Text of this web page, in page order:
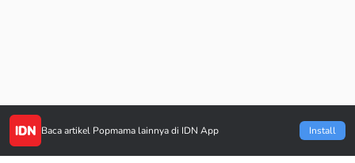
Baca artikel Popmama lainnya di IDN App Install